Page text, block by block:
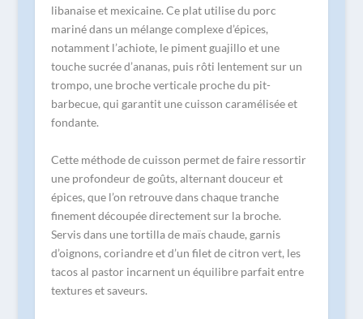
libanaise et mexicaine. Ce plat utilise du porc
mariné dans un mélange complexe d’épices,
notamment l’achiote, le piment guajillo et une
touche sucrée d’ananas, puis rôti lentement sur un
trompo, une broche verticale proche du pit-
barbecue, qui garantit une cuisson caramélisée et
fondante.
Cette méthode de cuisson permet de faire ressortir
une profondeur de goûts, alternant douceur et
épices, que l’on retrouve dans chaque tranche
finement découpée directement sur la broche.
Servis dans une tortilla de maïs chaude, garnis
d’oignons, coriandre et d’un filet de citron vert, les
tacos al pastor incarnent un équilibre parfait entre
textures et saveurs.